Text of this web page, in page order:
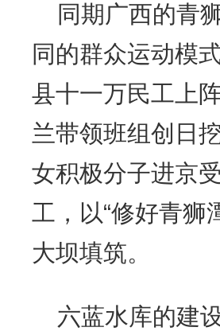
同期广西的青
同的群众运动模
县十一万民工上
兰带领班组创日
女积极分子进京
工，以“修好青狮
大坝填筑。
六蓝水库的建